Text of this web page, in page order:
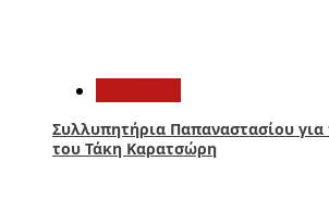
Συλλυπητήρια Παπαναστασίου για
του Τάκη Καρατσώρη